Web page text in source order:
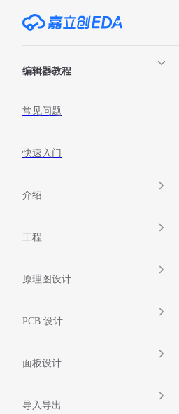
Skip to content
编辑器教程
常见问题
快速入门
介绍
工程
原理图设计
PCB 设计
面板设计
导入导出